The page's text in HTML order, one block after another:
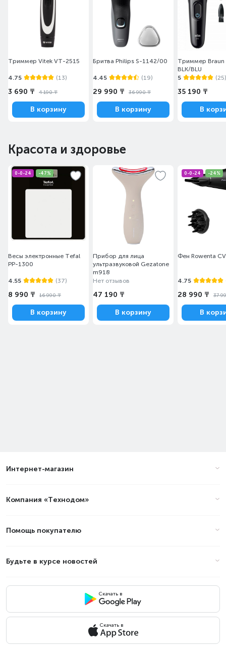
Триммер Vitek VT-2515
4.75 (13)
3 690 ₸ 4 190 ₸
В корзину
Бритва Philips S-1142/00
4.45 (19)
29 990 ₸ 36 990 ₸
В корзину
Триммер Braun
BLK/BLU
5
(25)
35 190 ₸
В
Красота и здоровье
0-0-24 -47%
Весы электронные Tefal
PP-1300
4.55 (37)
8 990 ₸ 16 990 ₸
В корзину
Прибор для лица
ультразвуковой Gezatone
m918
Нет отзывов
47 190 ₸
В корзину
0-0-24 -24%
Фен Rowenta
4.75
28 990 ₸ 37
В
Интернет-магазин
Компания «Технодом»
Помощь покупателю
Будьте в курсе новостей
Скачать в
Скачать в